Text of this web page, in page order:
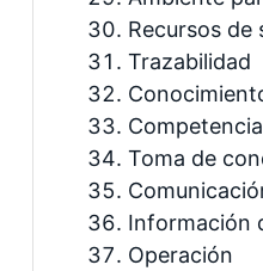
Recursos de
Trazabilidad
Competencia
Toma de
Información
Operación